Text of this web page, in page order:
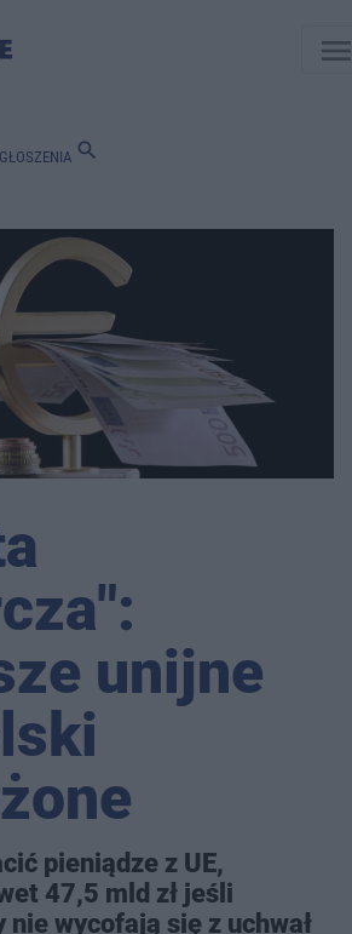
search
unijne
pieniądze z UE,
47,5 mld zł jeśli
nie wycofają się z uchwał